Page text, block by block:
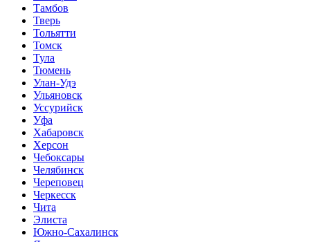
Тамбов
Тверь
Тольятти
Томск
Тула
Тюмень
Улан-Удэ
Ульяновск
Уссурийск
Уфа
Хабаровск
Херсон
Чебоксары
Челябинск
Череповец
Черкесск
Чита
Элиста
Южно-Сахалинск